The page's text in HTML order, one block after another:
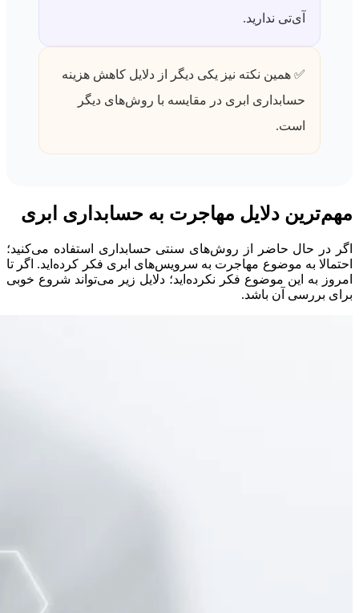
آی‌تی ندارید.
✅ همین نکته نیز یکی دیگر از دلایل کاهش هزینه
حسابداری ابری در مقایسه با روش‌های دیگر
است.
مهم‌ترین دلایل مهاجرت به حسابداری ابری
اگر در حال حاضر از روش‌های سنتی حسابداری استفاده می‌کنید؛
احتمالا به موضوع مهاجرت به سرویس‌های ابری فکر کرده‌اید. اگر تا
امروز به این موضوع فکر نکرده‌اید؛ دلایل زیر می‌تواند شروع خوبی
برای بررسی آن باشد.